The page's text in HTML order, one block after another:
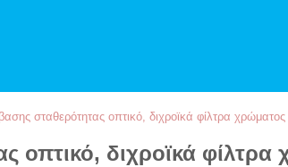
σταθερότητας οπτικό, διχροϊκά φίλτρα χρώματος
οπτικό, διχροϊκά φίλτρα